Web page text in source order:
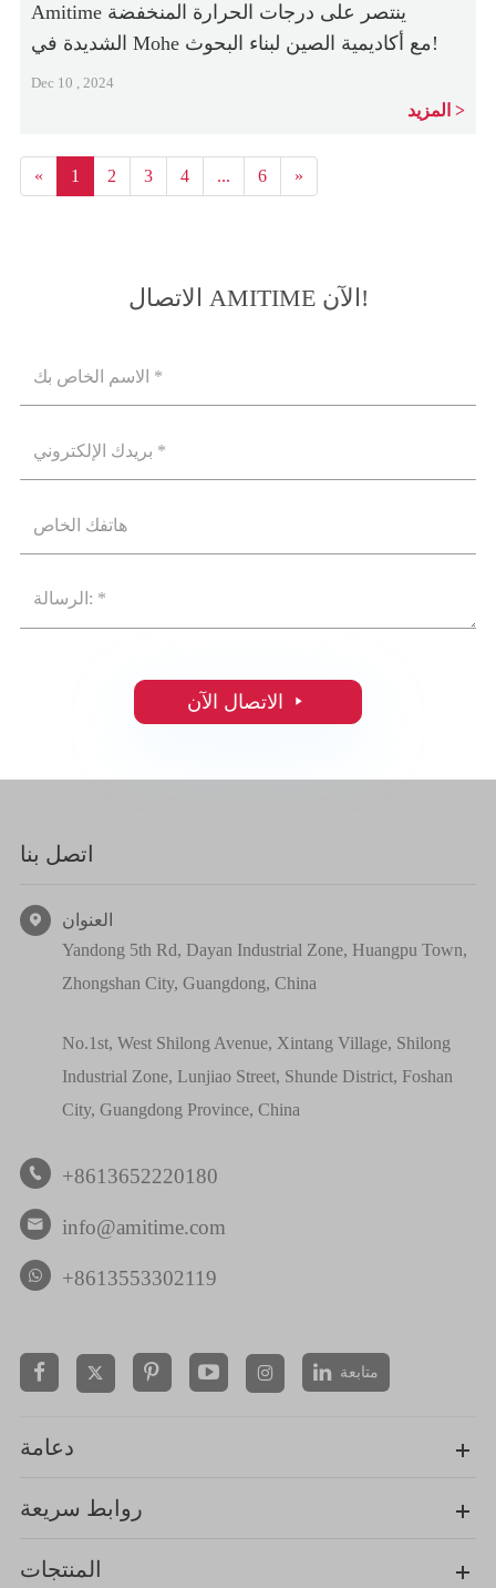
Amitime ينتصر على درجات الحرارة المنخفضة
الشديدة في Mohe مع أكاديمية الصين لبناء البحوث!
Dec 10 , 2024
المزيد
« 1 2 3 4 ... 6 »
الاتصال AMITIME الآن!

اتصل بنا

العنوان
Yandong 5th Rd, Dayan Industrial Zone, Huangpu Town,
Zhongshan City, Guangdong, China
No.1st, West Shilong Avenue, Xintang Village, Shilong
Industrial Zone, Lunjiao Street, Shunde District, Foshan
City, Guangdong Province, China
 +8613652220180
 info@amitime.com
+8613553302119
  متابعة
دعامة
روابط سريعة
المنتجات